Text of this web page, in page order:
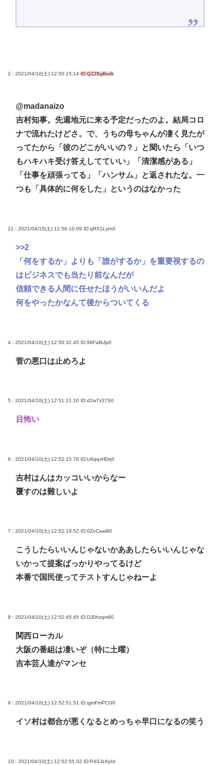
2 : 2021/04/10(土) 12:50:15.14 ID:QZZ8gBodr
@madanaizo
吉村知事。先週地元に来る予定だったのよ。結局コロ
ナで流れたけどさ。で、うちの母ちゃんが凄く見たが
ってたから「彼のどこがいいの？」と聞いたら「いつ
もハキハキ受け答えしてていい」「清潔感がある」
「仕事を頑張ってる」「ハンサム」と返されたな。一
つも「具体的に何をした」というのはなかった
21 : 2021/04/10(土) 12:56:10.09 ID:qRX1LyIn0
>>2
「何をするか」よりも「誰がするか」を重要視するの
はビジネスでも当たり前なんだが
信頼できる人間に任せたほうがいいんだよ
何をやったかなんて後からついてくる
4 : 2021/04/10(土) 12:50:32.45 ID:98FaBiJp0
菅の悪口は止めろよ
5 : 2021/04/10(土) 12:51:11.10 ID:d2w7z37S0
目怖い
6 : 2021/04/10(土) 12:52:15.78 ID:U4qqvHDq0
吉村はんはカッコいいからなー
覆すのは難しいよ
7 : 2021/04/10(土) 12:52:19.52 ID:0ZoCaai90
こうしたらいいんじゃないかああしたらいいんじゃな
いかって提案ばっかりやってるけど
本番で国民使ってテストすんじゃねーよ
8 : 2021/04/10(土) 12:52:45.45 ID:DJ0hzqm90
関西ローカル
大阪の番組は凄いぞ（特に土曜）
吉本芸人達がマンセ
9 : 2021/04/10(土) 12:52:51.51 ID:qjmFmPCG0
イソ村は都合が悪くなるとめっちゃ早口になるの笑う
10 : 2021/04/10(土) 12:52:55.02 ID:P4SJzXpId